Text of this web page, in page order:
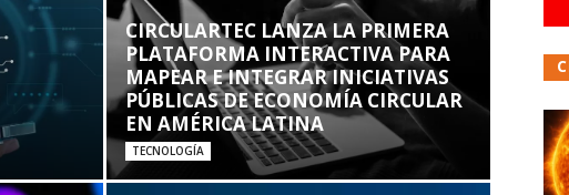
CIRCULARTEC LANZA LA PRIMERA
PLATAFORMA INTERACTIVA PARA
MAPEAR E INTEGRAR INICIATIVAS
PÚBLICAS DE ECONOMÍA CIRCULAR
EN AMÉRICA LATINA
TECNOLOGÍA